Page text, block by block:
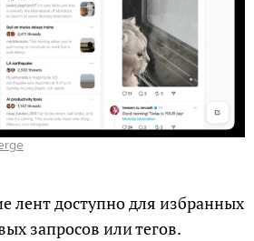
лент доступно для избранных
запросов или тегов.